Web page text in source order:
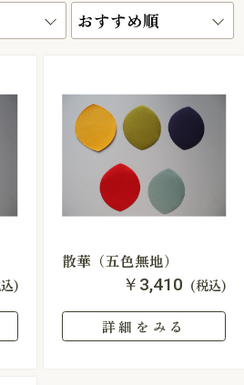
)
散華（五色無地）
￥3,410 (税込)
詳細をみる